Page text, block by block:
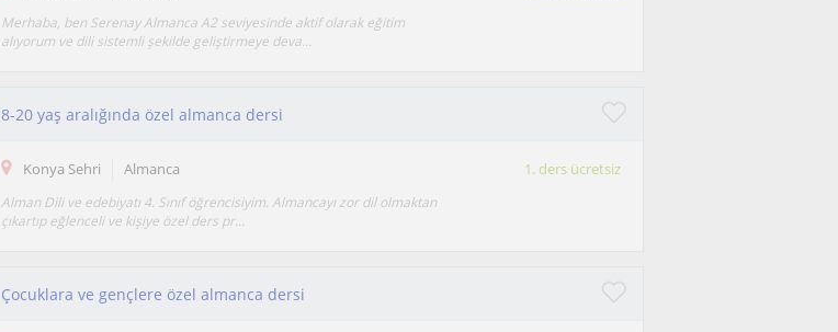
Merhaba, ben Serenay Almanca A2 seviyesinde aktif olarak eğitim
alıyorum ve dili sistemli şekilde geliştirmeye deva...
8-20 yaş aralığında özel almanca dersi
Konya Sehri Almanca 1. ders ücretsiz
Alman Dili ve edebiyatı 4. Sınıf öğrencisiyim. Almancayı zor dil olmaktan
çıkartıp eğlenceli ve kişiye özel ders pr...
Çocuklara ve gençlere özel almanca dersi